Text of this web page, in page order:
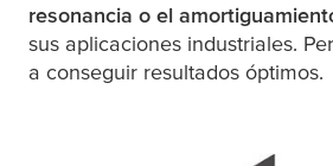
resonancia o el
sus aplicaciones industriales.
a conseguir resultados óptimos.